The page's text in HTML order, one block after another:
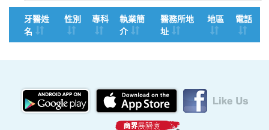
牙醫姓
名
性別 專科
執業簡
介
醫務所地
址
地區 電話